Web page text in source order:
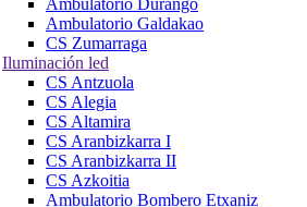
Ambulatorio Durango
Ambulatorio Galdakao
CS Zumarraga
Iluminación led
CS Antzuola
CS Alegia
CS Altamira
CS Aranbizkarra I
CS Aranbizkarra II
CS Azkoitia
Ambulatorio Bombero Etxaniz